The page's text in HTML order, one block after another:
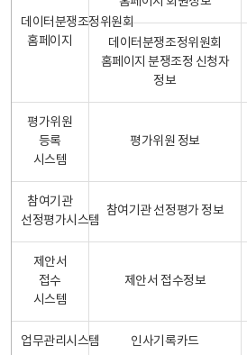
데이터분쟁조정위원회
홈페이지
데이터분쟁조정위원회
홈페이지 분쟁조정 신청자
정보
평가위원
등록
시스템
평가위원 정보
참여기관
선정평가시스템
참여기관 선정평가 정보
제안서
접수
시스템
제안서 접수정보
업무관리시스템 인사기록카드